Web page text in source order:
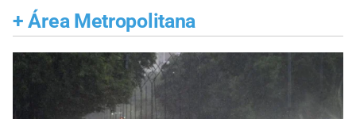
+ Área Metropolitana